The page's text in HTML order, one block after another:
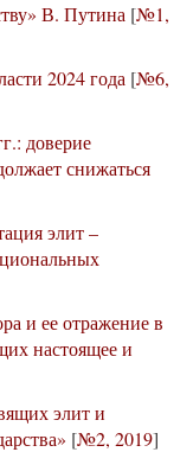
В. Путина [№1,
2024 года [№6,
доверие
снижаться
элит –
и ее отражение в
настоящее и
элит и
[№2, 2019]